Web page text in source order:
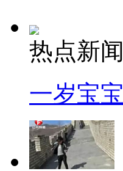
热点新闻
一岁宝